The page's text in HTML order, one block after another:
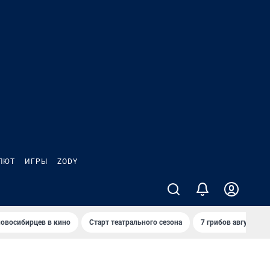
ИГРЫ ZODY
в кино Старт театрального сезона 7 грибов августа